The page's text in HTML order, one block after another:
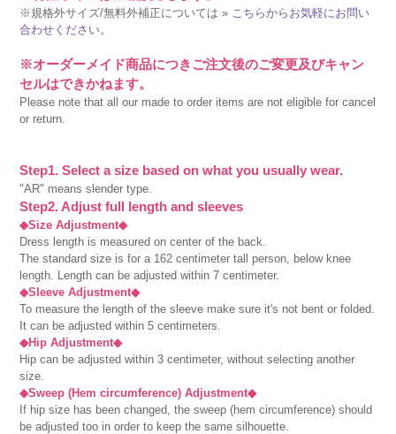
※規格外サイズ/無料外補正については » こちらからお気軽にお問い
合わせください。
※オーダーメイド商品につきご注文後のご変更及びキャン
セルはできかねます。
Please note that all our made to order items are not eligible for cancel
or return.
Step1. Select a size based on what you usually wear.
"AR" means slender type.
Step2. Adjust full length and sleeves
◆Size Adjustment◆
Dress length is measured on center of the back.
The standard size is for a 162 centimeter tall person, below knee
length. Length can be adjusted within 7 centimeter.
◆Sleeve Adjustment◆
To measure the length of the sleeve make sure it's not bent or folded.
It can be adjusted within 5 centimeters.
◆Hip Adjustment◆
Hip can be adjusted within 3 centimeter, without selecting another
size.
◆Sweep (Hem circumference) Adjustment◆
If hip size has been changed, the sweep (hem circumference) should
be adjusted too in order to keep the same silhouette.